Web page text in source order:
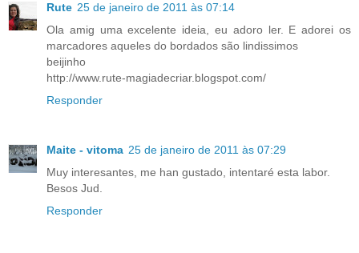
Rute 25 de janeiro de 2011 às 07:14
Ola amig uma excelente ideia, eu adoro ler. E adorei os
marcadores aqueles do bordados são lindissimos
beijinho
http://www.rute-magiadecriar.blogspot.com/
Responder
Maite - vitoma 25 de janeiro de 2011 às 07:29
Muy interesantes, me han gustado, intentaré esta labor.
Besos Jud.
Responder